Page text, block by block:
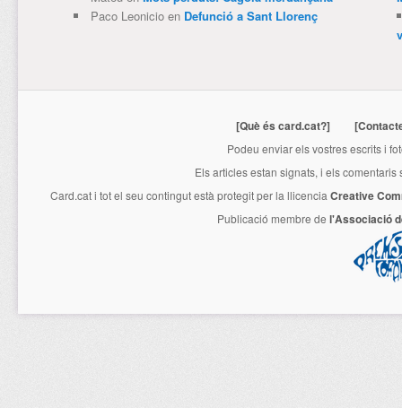
Paco Leonicioen Defunció a Sant Llorenç
[Què és card.cat?]
Podeu enviar els vostres escrits i
Els articles estan signats, i els
Card.cati tot el seu contingut està protegit per la llicencia Creative
Publicació membre de l'Associació